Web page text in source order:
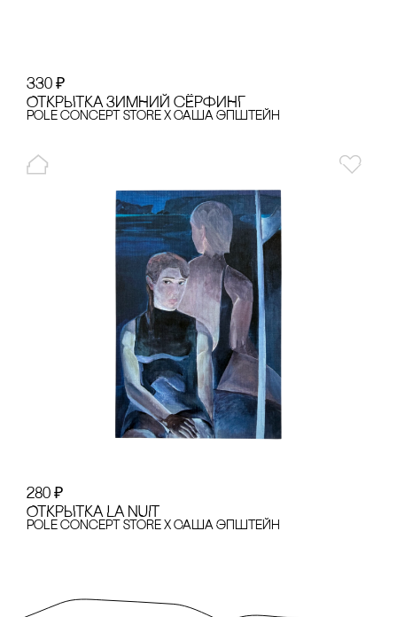
330 ₽
ОТКРЫТКА ЗИМНИЙ сЁРФИНГ
pole concept store x Саша Эпштейн
280 ₽
ОТКРЫТКА LA NUIT
pole concept store x Саша Эпштейн